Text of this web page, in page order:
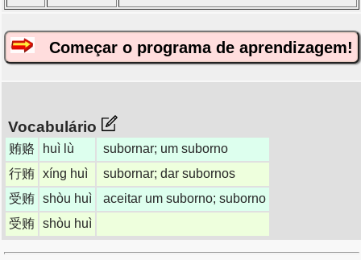
Começar o programa de aprendizagem!
Vocabulário
贿赂 huì lù
subornar; um suborno
行贿 xíng huì
subornar; dar subornos
受贿 shòu huì
aceitar um suborno; suborno
受贿 shòu huì